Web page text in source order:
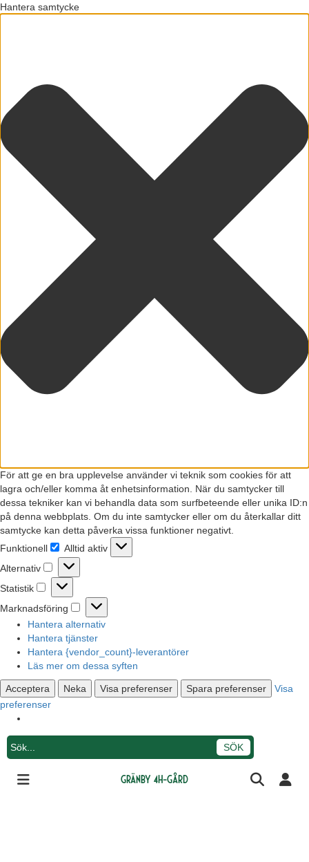
Hantera samtycke
För att ge en bra upplevelse använder vi teknik som cookies för att
lagra och/eller komma åt enhetsinformation. När du samtycker till
dessa tekniker kan vi behandla data som surfbeteende eller unika ID:n
på denna webbplats. Om du inte samtycker eller om du återkallar ditt
samtycke kan detta påverka vissa funktioner negativt.
Funktionell
Funktionell
Alltid aktiv
Alternativ
Alternativ
Statistik
Statistik
Marknadsföring
Marknadsföring
Hantera alternativ
Hantera tjänster
Hantera {vendor_count}-leverantörer
Läs mer om dessa syften
Acceptera Neka Visa preferenser Spara preferenser
Visa
preferenser
Gränby 4H-gård